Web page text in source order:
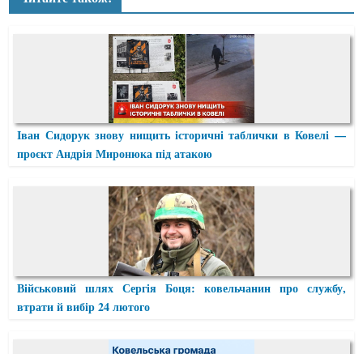
Іван Сидорук знову нищить історичні таблички в Ковелі —
проєкт Андрія Миронюка під атакою
Військовий шлях Сергія Боця: ковельчанин про службу,
втрати й вибір 24 лютого